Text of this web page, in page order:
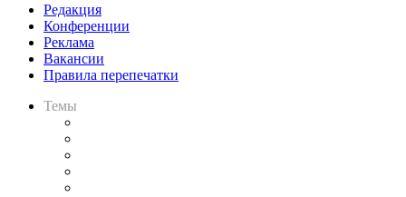
Редакция
Конференции
Реклама
Вакансии
Правила перепечатки
Темы